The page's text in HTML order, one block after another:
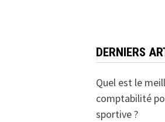
DERNIERS
Quel est le
comptabilité
sportive ?